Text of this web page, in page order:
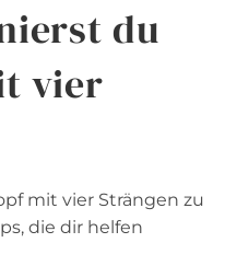
du
vier
mit vier Strängen zu
die dir helfen